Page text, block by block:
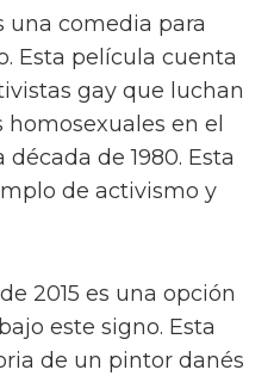
una comedia para
Esta película cuenta
gay que luchan
en el
de 1980. Esta
de activismo y
de 2015 es una opción
este signo. Esta
de un pintor danés